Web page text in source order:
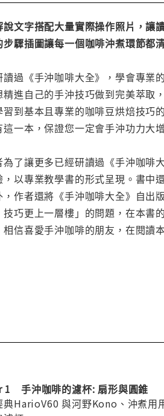
文字搭配大量實際操作照片，讓
驟插圖讓每一個咖啡沖煮環節都
讀過《手沖咖啡大全》，學會專業
進自己的手沖技巧做到完美萃取，
習到基本且專業的咖啡豆烘焙技巧
這一本，保證您一定會手沖功力大增
為了讓更多已經研讀過《手沖咖啡
，以專業教學書的形式呈現。書中
，作者還將《手沖咖啡大全》自出
技巧更上一層樓」的問題，在本書
相信喜愛手沖咖啡的朋友，在閱讀
1 手沖咖啡的濾杯: 扇形與圓錐
典HarioV60 與河野Kono、沖煮